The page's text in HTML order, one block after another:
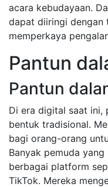
acara kebudayaan.
dapat diiringi dengan
memperkaya
Pantun
Pantun
Di era digital saat ini,
bentuk tradisional.
bagi orang-orang
Banyak pemuda
berbagai platform
TikTok. Mereka